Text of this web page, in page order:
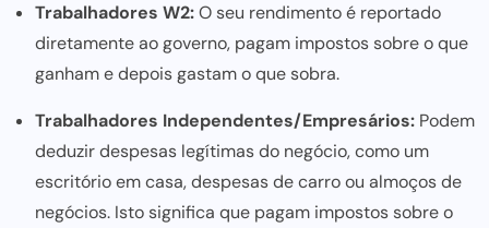
Trabalhadores W2:O seu rendimento é reportado
diretamente ao governo, pagam impostos sobre o que
ganham e depois gastam o que sobra.
Trabalhadores Independentes/Empresários: Podem
deduzir despesas legítimas do negócio, como um
escritório em casa, despesas de carro ou almoços de
negócios. Isto significa que pagam impostos sobre o